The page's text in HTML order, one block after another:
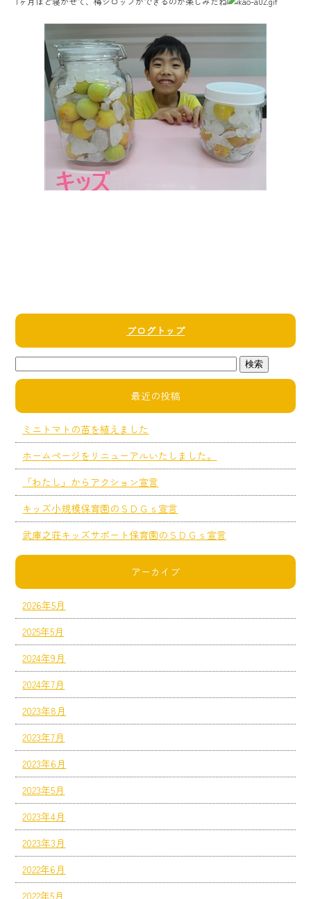
ブログトップ
最近の投稿
ミニトマトの苗を植えました
ホームページをリニューアルいたしました。
「わたし」からアクション宣言
キッズ小規模保育園のＳＤＧｓ宣言
武庫之荘キッズサポート保育園のＳＤＧｓ宣言
アーカイブ
2026年5月
2025年5月
2024年9月
2024年7月
2023年8月
2023年7月
2023年6月
2023年5月
2023年4月
2023年3月
2022年6月
2022年5月